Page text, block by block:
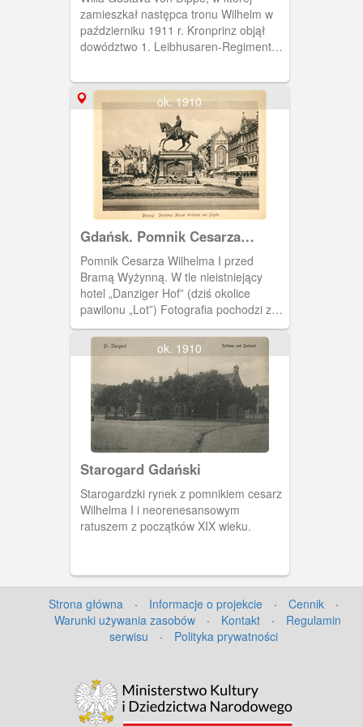
zamieszkał następca tronu Wilhelm w
październiku 1911 r. Kronprinz objął
dowództwo 1. Leibhusaren-Regiment
Huzarów Nr 1. Leibhusaren-Brigade,
Willa znajdowała się przy Hauptstrasse
98 (obecnie Grunwaldzka 114).
ok. 1910
Gdańsk. Pomnik Cesarza
Wilhelma I
Pomnik Cesarza Wilhelma I przed
Bramą Wyżynną. W tle nieistniejący
hotel „Danziger Hof” (dziś okolice
pawilonu „Lot”) Fotografia pochodzi z
albumu "Danzig und Umgebung in
Bildern".
ok. 1910
Starogard Gdański
Starogardzki rynek z pomnikiem cesarz
Wilhelma I i neorenesansowym
ratuszem z początków XIX wieku.
Strona główna · Informacje o projekcie · Cennik
·
Warunki używania zasobów
· Kontakt ·
Regulamin
serwisu
· Polityka prywatności